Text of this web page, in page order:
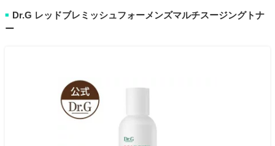
■ Dr.G レッドブレミッシュフォーメンズマルチスージングトナ
ー